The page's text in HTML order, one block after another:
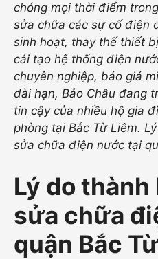
chóng mọi thời điểm
sửa chữa các sự cố điện
sinh hoạt, thay thế thiết
cải tạo hệ thống điện
chuyên nghiệp, báo giá
dài hạn, Bảo Châu đang
tin cậy của nhiều hộ gia
phòng tại Bắc Từ Liêm.
sửa chữa điện nước tại
Lý do
sửa chữa
quận Bắc